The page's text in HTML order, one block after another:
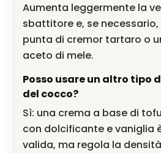
Aumenta leggermente la
sbattitore e, se
punta di cremor tartaro o
aceto di mele.
Posso usare un altro tipo
del cocco?
Sì: una crema a base di
con dolcificante e vaniglia
valida, ma regola la